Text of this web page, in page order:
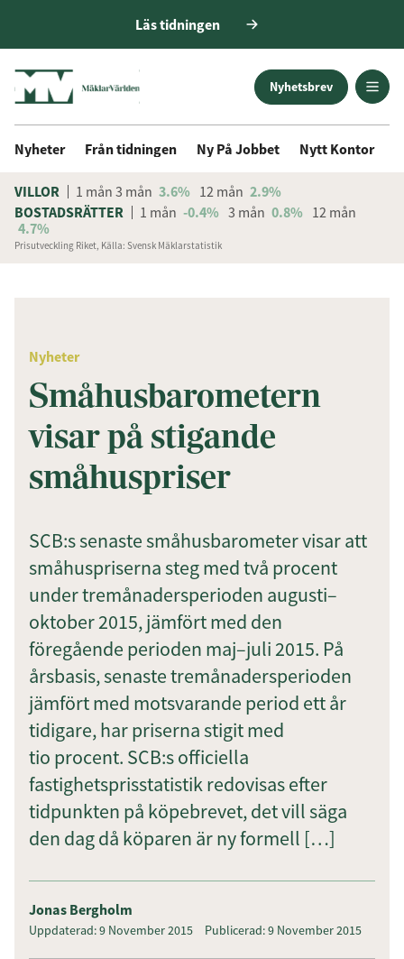
Läs tidningen
Nyhetsbrev
Nyheter Från tidningen Ny På Jobbet Nytt Kontor
VILLOR 1 mån 3 mån 3.6% 12 mån 2.9%
BOSTADSRÄTTER
1 mån -0.4% 3 mån 0.8% 12 mån
4.7%
Prisutveckling Riket, Källa: Svensk Mäklarstatistik
ANNONS
Nyheter
Småhusbarometern
visar på stigande
småhuspriser
SCB:s senaste småhusbarometer visar att
småhuspriserna steg med två procent
under tremånadersperioden augusti–
oktober 2015, jämfört med den
föregående perioden maj–juli 2015. På
årsbasis, senaste tremånadersperioden
jämfört med motsvarande period ett år
tidigare, har priserna stigit med
tio procent. SCB:s officiella
fastighetsprisstatistik redovisas efter
tidpunkten på köpebrevet, det vill säga
den dag då köparen är ny formell […]
Jonas Bergholm
Uppdaterad: 9 November 2015 Publicerad: 9 November 2015
Prenumerera
Genom att klicka på "Prenumerera" ger du
samtycke till att vi sparar och använder dina
personuppgifter i enlighet med vår
integritetspolicy.